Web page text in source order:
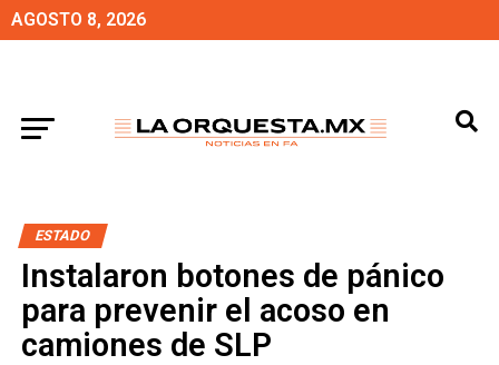
AGOSTO 8, 2026
ESTADO
Instalaron botones de pánico
para prevenir el acoso en
camiones de SLP